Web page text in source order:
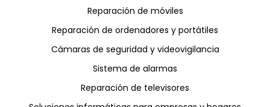
Reparación de móviles
Reparación de ordenadores y portátiles
Cámaras de seguridad y videovigilancia
Sistema de alarmas
Reparación de televisores